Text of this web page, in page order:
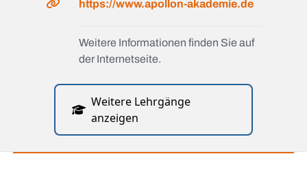
https://www.apollon-akademie.de
Weitere Informationen finden Sie auf
der Internetseite.
Weitere Lehrgänge
anzeigen